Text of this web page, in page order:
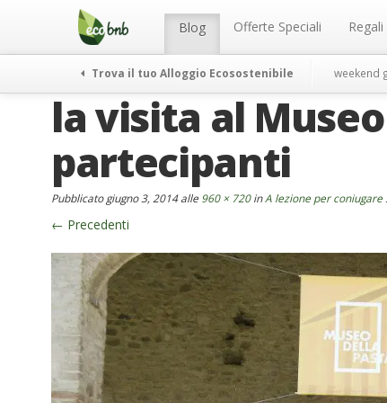
Menu Blog Offerte Speciali Regali
Trova il tuo Alloggio Ecosostenibile weekend
la visita al
partecipanti
Pubblicatogiugno 3, 2014alle 960 × 720inA lezione per
← Precedenti